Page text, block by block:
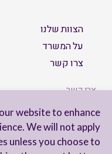
website to enhance
We will not apply
unless you choose to
הצוות שלנו
על המשרד
צרו קשר
צרו קשר
הישארו מעודכנים